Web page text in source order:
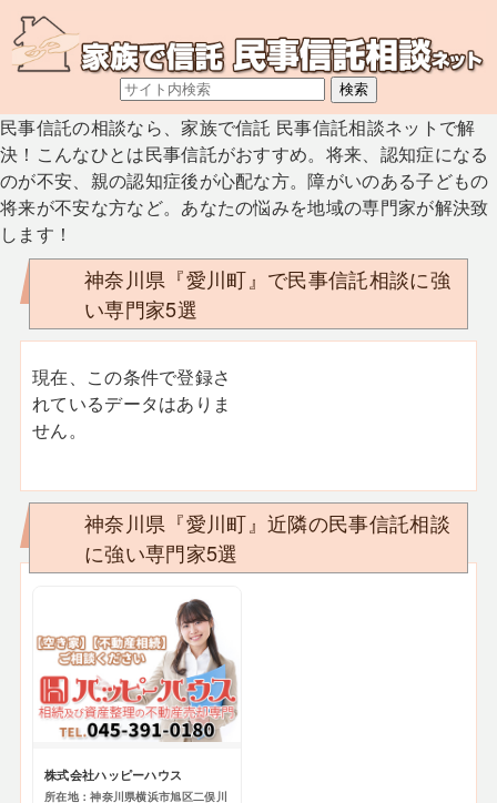
民事信託の相談なら、家族で信託 民事信託相談ネットで解
決！こんなひとは民事信託がおすすめ。将来、認知症になる
のが不安、親の認知症後が心配な方。障がいのある子どもの
将来が不安な方など。あなたの悩みを地域の専門家が解決致
します！
神奈川県『愛川町』で民事信託相談に強
い専門家5選
現在、この条件で登録さ
れているデータはありま
せん。
神奈川県『愛川町』近隣の民事信託相談
に強い専門家5選
株式会社ハッピーハウス
所在地：神奈川県横浜市旭区二俣川